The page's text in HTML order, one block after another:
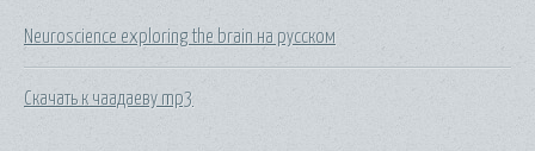
Neuroscience exploring the brain на русском
Скачать к чаадаеву mp3